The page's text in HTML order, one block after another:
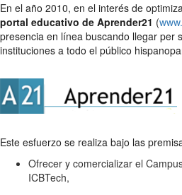
En el año 2010, en el interés de
portal educativo de Aprender21 (
presencia en línea buscando llegar per
instituciones a todo el público
Este esfuerzo se realiza bajo las
Ofrecer y comercializar el
ICBTech,